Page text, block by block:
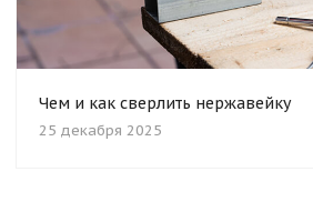
Чем и как сверлить нержавейку
25 декабря 2025